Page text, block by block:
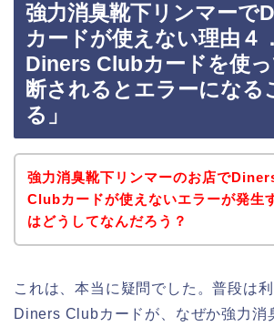
強力消臭靴下リンマーで
カードが使えない理由４
Diners Clubカードを使
断されるとエラーになる
る」
強力消臭靴下リンマーのお店で
Clubカードが使えないエラーが発生
はどうしてなんだろう？
これは、本当に疑問でした。普段は
Diners Clubカードが、なぜか強力消